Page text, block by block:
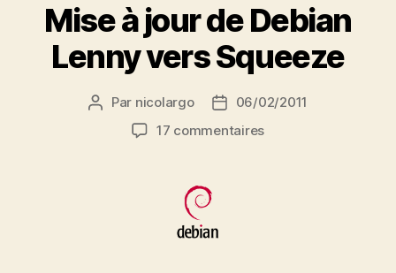
Mise à jour de Debian
Lenny vers Squeeze
Auteur
l’article
Par nicolargo
Date
de
06/02/2011
17 commentairessur